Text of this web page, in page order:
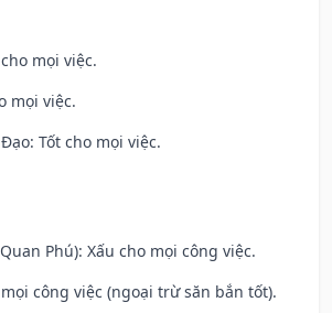
mọi việc.
mọi việc.
Tốt cho mọi việc.
Phú): Xấu cho mọi công việc.
công việc (ngoại trừ săn bắn tốt).